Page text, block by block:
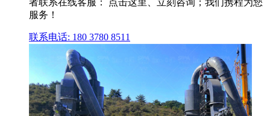
服务！
联系电话: 180 3780 8511